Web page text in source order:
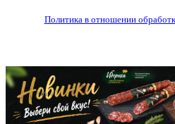
Политика в отношении